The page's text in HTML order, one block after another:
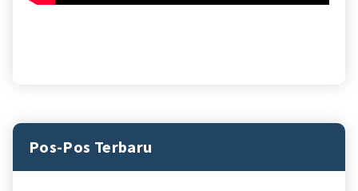
Pos-Pos Terbaru